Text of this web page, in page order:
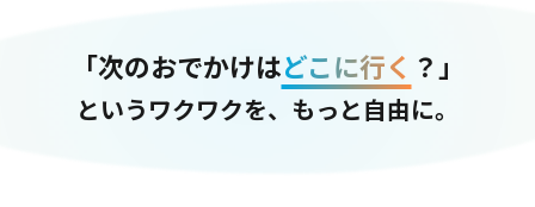
「次のおでかけはどこに行く ？」
というワクワクを、もっと自由に。